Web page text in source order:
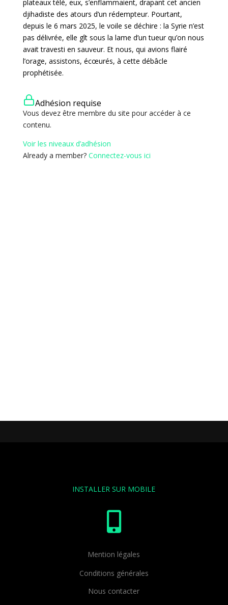
plateaux télé, eux, s’enflammaient, drapant cet ancien
djihadiste des atours d’un rédempteur. Pourtant,
depuis le 6 mars 2025, le voile se déchire : la Syrie n’est
pas délivrée, elle gît sous la lame d’un tueur qu’on nous
avait travesti en sauveur. Et nous, qui avions flairé
l’orage, assistons, écœurés, à cette débâcle
prophétisée.
Adhésion requise
Vous devez être membre du site pour accéder à ce
contenu.
Voir les niveaux d’adhésion
Already a member? Connectez-vous ici
INSTALLER SUR MOBILE

Mention légales
Conditions générales
Nous contacter